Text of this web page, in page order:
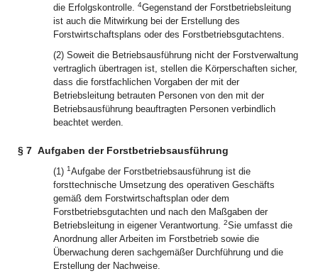
die Erfolgskontrolle. 4Gegenstand der Forstbetriebsleitung
ist auch die Mitwirkung bei der Erstellung des
Forstwirtschaftsplans oder des Forstbetriebsgutachtens.
(2) Soweit die Betriebsausführung nicht der Forstverwaltung
vertraglich übertragen ist, stellen die Körperschaften sicher,
dass die forstfachlichen Vorgaben der mit der
Betriebsleitung betrauten Personen von den mit der
Betriebsausführung beauftragten Personen verbindlich
beachtet werden.
§ 7 Aufgaben der Forstbetriebsausführung
(1) 1Aufgabe der Forstbetriebsausführung ist die
forsttechnische Umsetzung des operativen Geschäfts
gemäß dem Forstwirtschaftsplan oder dem
Forstbetriebsgutachten und nach den Maßgaben der
Betriebsleitung in eigener Verantwortung. 2Sie umfasst die
Anordnung aller Arbeiten im Forstbetrieb sowie die
Überwachung deren sachgemäßer Durchführung und die
Erstellung der Nachweise.